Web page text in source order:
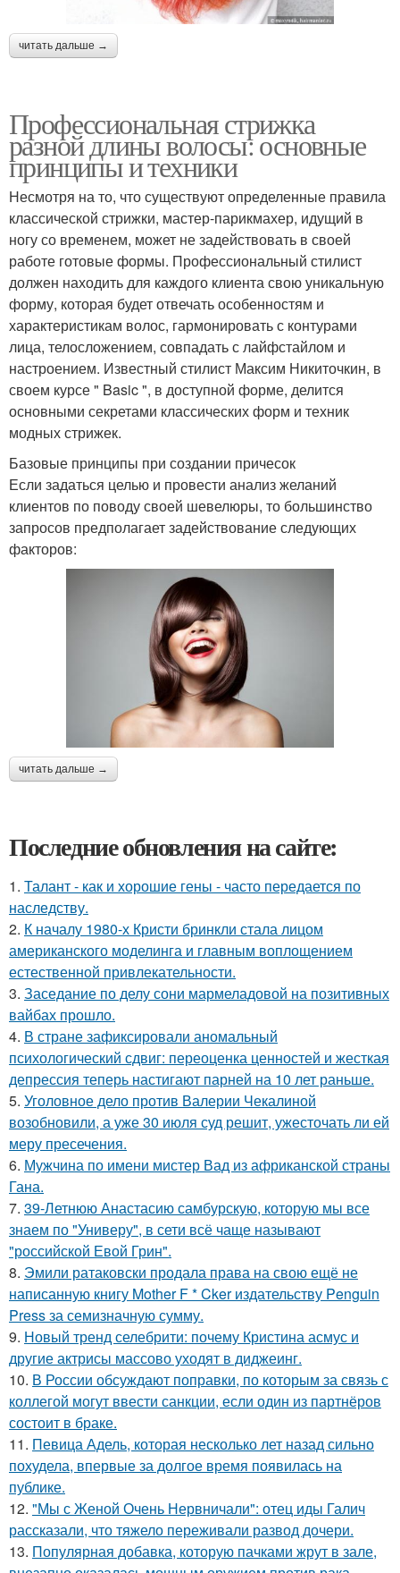
читать дальше →
Профессиональная стрижка
разной длины волосы: основные
принципы и техники
Несмотря на то, что существуют определенные правила
классической стрижки, мастер-парикмахер, идущий в
ногу со временем, может не задействовать в своей
работе готовые формы. Профессиональный стилист
должен находить для каждого клиента свою уникальную
форму, которая будет отвечать особенностям и
характеристикам волос, гармонировать с контурами
лица, телосложением, совпадать с лайфстайлом и
настроением. Известный стилист Максим Никиточкин, в
своем курсе " Basic ", в доступной форме, делится
основными секретами классических форм и техник
модных стрижек.
Базовые принципы при создании причесок
Если задаться целью и провести анализ желаний
клиентов по поводу своей шевелюры, то большинство
запросов предполагает задействование следующих
факторов:
читать дальше →
Последние обновления на сайте:
1. Талант - как и хорошие гены - часто передается по
наследству.
2. К началу 1980-х Кристи бринкли стала лицом
американского моделинга и главным воплощением
естественной привлекательности.
3. Заседание по делу сони мармеладовой на позитивных
вайбах прошло.
4. В стране зафиксировали аномальный
психологический сдвиг: переоценка ценностей и жесткая
депрессия теперь настигают парней на 10 лет раньше.
5. Уголовное дело против Валерии Чекалиной
возобновили, а уже 30 июля суд решит, ужесточать ли ей
меру пресечения.
6. Мужчина по имени мистер Вад из африканской страны
Гана.
7. 39-Летнюю Анастасию самбурскую, которую мы все
знаем по "Универу", в сети всё чаще называют
"российской Евой Грин".
8. Эмили ратаковски продала права на свою ещё не
написанную книгу Mother F * Cker издательству Penguin
Press за семизначную сумму.
9. Новый тренд селебрити: почему Кристина асмус и
другие актрисы массово уходят в диджеинг.
10. В России обсуждают поправки, по которым за связь с
коллегой могут ввести санкции, если один из партнёров
состоит в браке.
11. Певица Адель, которая несколько лет назад сильно
похудела, впервые за долгое время появилась на
публике.
12. "Мы с Женой Очень Нервничали": отец иды Галич
рассказали, что тяжело переживали развод дочери.
13. Популярная добавка, которую пачками жрут в зале,